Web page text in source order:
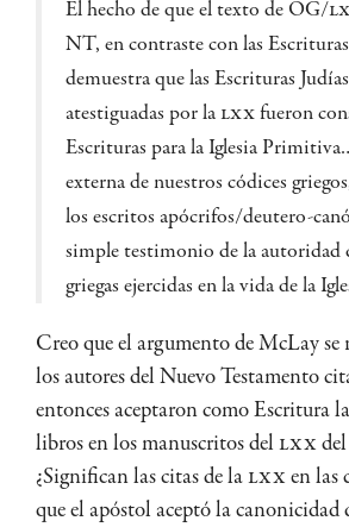
El hecho de que el texto de OG/
NT, en contraste con las
demuestra que las Escrituras
atestiguadas por laLXXfueron
Escrituras para la Iglesia
externa de nuestros códices
los escritos apócrifos/deutero-
simple testimonio de la autoridad
griegas ejercidas en la vida de la
Creo que el argumento de McLay se
los autores del Nuevo Testamento
entonces aceptaron como Escritura
libros en los manuscritos delLXX
¿Significan las citas de laLXXen las
que el apóstol aceptó la canonicidad